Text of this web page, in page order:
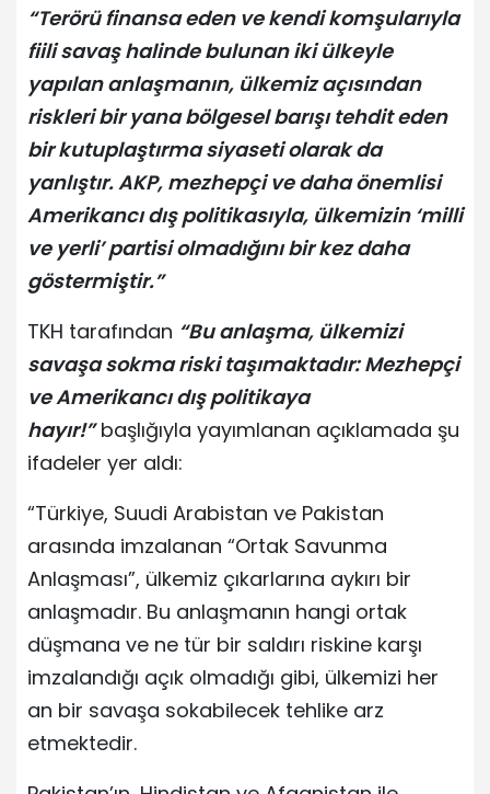
“Terörü finansa eden ve kendi komşularıyla
fiili savaş halinde bulunan iki ülkeyle
yapılan anlaşmanın, ülkemiz açısından
riskleri bir yana bölgesel barışı tehdit eden
bir kutuplaştırma siyaseti olarak da
yanlıştır. AKP, mezhepçi ve daha önemlisi
Amerikancı dış politikasıyla, ülkemizin ‘milli
ve yerli’ partisi olmadığını bir kez daha
göstermiştir.”
TKH tarafından “Bu anlaşma, ülkemizi
savaşa sokma riski taşımaktadır: Mezhepçi
ve Amerikancı dış politikaya
hayır!”başlığıyla yayımlanan açıklamada şu
ifadeler yer aldı:
“Türkiye, Suudi Arabistan ve Pakistan
arasında imzalanan “Ortak Savunma
Anlaşması”, ülkemiz çıkarlarına aykırı bir
anlaşmadır. Bu anlaşmanın hangi ortak
düşmana ve ne tür bir saldırı riskine karşı
imzalandığı açık olmadığı gibi, ülkemizi her
an bir savaşa sokabilecek tehlike arz
etmektedir.